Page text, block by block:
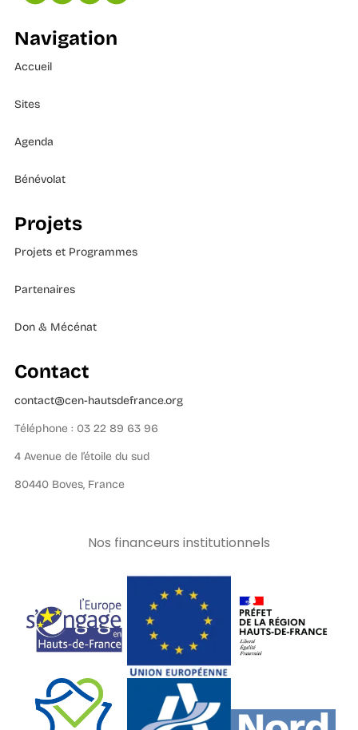
Navigation
Accueil
Sites
Agenda
Bénévolat
Projets
Projets et Programmes
Partenaires
Don & Mécénat
Contact
contact@cen-hautsdefrance.org
Téléphone : 03 22 89 63 96
4 Avenue de l’étoile du sud
80440 Boves, France
Nos financeurs institutionnels